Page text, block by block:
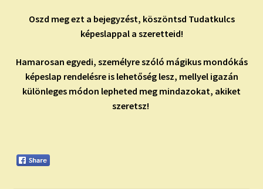
Oszd meg ezt a bejegyzést, köszöntsd Tudatkulcs
képeslappal a szeretteid!
Hamarosan egyedi, személyre szóló mágikus mondókás
képeslap rendelésre is lehetőség lesz, mellyel igazán
különleges módon lepheted meg mindazokat, akiket
szeretsz!